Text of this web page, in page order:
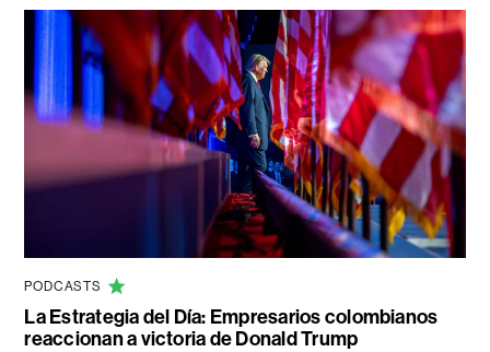
PODCASTS
La Estrategia del Día: Empresarios colombianos
reaccionan a victoria de Donald Trump